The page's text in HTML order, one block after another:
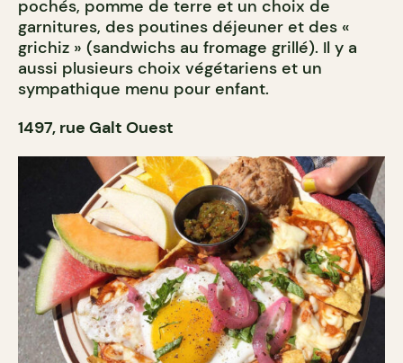
pochés, pomme de terre et un choix de
garnitures, des poutines déjeuner et des «
grichiz » (sandwichs au fromage grillé). Il y a
aussi plusieurs choix végétariens et un
sympathique menu pour enfant.
1497, rue Galt Ouest